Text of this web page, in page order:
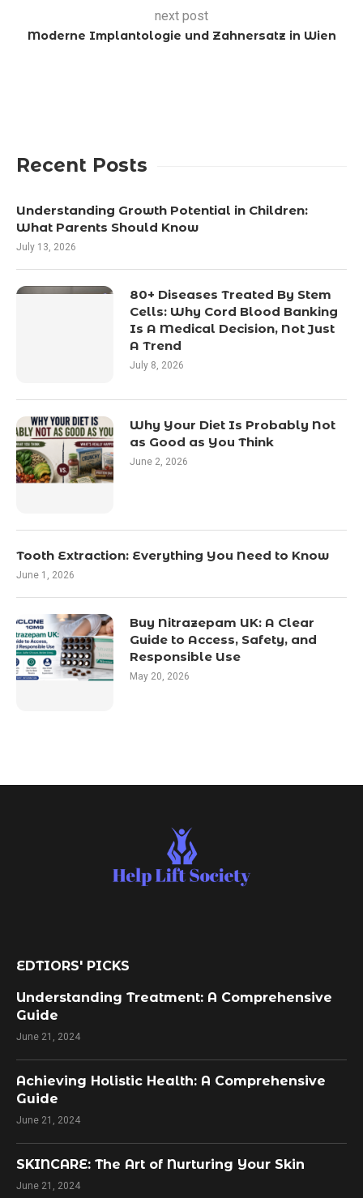
next post
Moderne Implantologie und Zahnersatz in Wien
Recent Posts
Understanding Growth Potential in Children:
What Parents Should Know
July 13, 2026
80+ Diseases Treated By Stem
Cells: Why Cord Blood Banking
Is A Medical Decision, Not Just
A Trend
July 8, 2026
Why Your Diet Is Probably Not
as Good as You Think
June 2, 2026
Tooth Extraction: Everything You Need to Know
June 1, 2026
Buy Nitrazepam UK: A Clear
Guide to Access, Safety, and
Responsible Use
May 20, 2026
EDTIORS' PICKS
Understanding Treatment: A Comprehensive
Guide
June 21, 2024
Achieving Holistic Health: A Comprehensive
Guide
June 21, 2024
SKINCARE: The Art of Nurturing Your Skin
June 21, 2024